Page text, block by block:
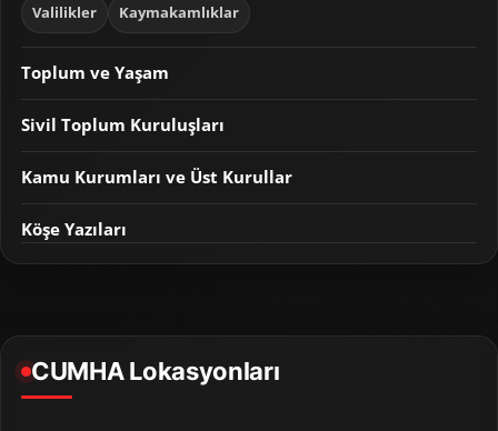
Valilikler Kaymakamlıklar
Toplum ve Yaşam
Sivil Toplum Kuruluşları
Kamu Kurumları ve Üst Kurullar
Köşe Yazıları
CUMHA Lokasyonları